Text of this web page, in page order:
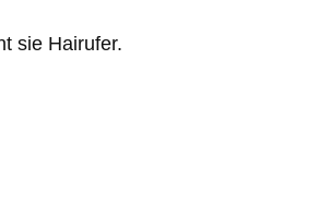
sie Hairufer.